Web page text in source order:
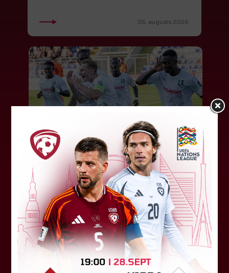
05. augusts 2026.
FK "Auda" pie eirokausu galda
turpina baudīt desertus
Otrdien Latvijas klubs FK "Auda" aizvadīja UEFA
Konferences līgas kvalifikācijas trešās kārtas
pirmo spēli, savu skatītāju priekšā "Skonto"
stadionā Rīgā ar 1:0 uzveica...
04. augusts 2026.